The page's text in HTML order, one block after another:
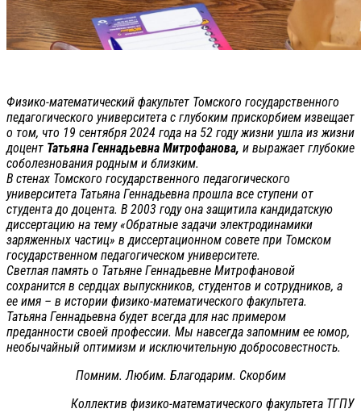
Физико-математический факультет Томского государственного
педагогического университета с глубоким прискорбием извещает
о том, что 19 сентября 2024 года на 52 году жизни ушла из жизни
доцент Татьяна Геннадьевна Митрофанова, и выражает глубокие
соболезнования родным и близким.
В стенах Томского государственного педагогического
университета Татьяна Геннадьевна прошла все ступени от
студента до доцента. В 2003 году она защитила кандидатскую
диссертацию на тему «Обратные задачи электродинамики
заряженных частиц» в диссертационном совете при Томском
государственном педагогическом университете.
Светлая память о Татьяне Геннадьевне Митрофановой
сохранится в сердцах выпускников, студентов и сотрудников, а
ее имя – в истории физико-математического факультета.
Татьяна Геннадьевна будет всегда для нас примером
преданности своей профессии. Мы навсегда запомним ее юмор,
необычайный оптимизм и исключительную добросовестность.
Помним. Любим. Благодарим. Скорбим
Коллектив физико-математического факультета ТГПУ